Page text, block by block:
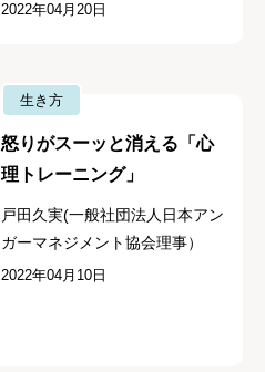
2022年04月20日
生き方
怒りがスーッと消える「心
理トレーニング」
戸田久実(一般社団法人日本アン
ガーマネジメント協会理事）
2022年04月10日